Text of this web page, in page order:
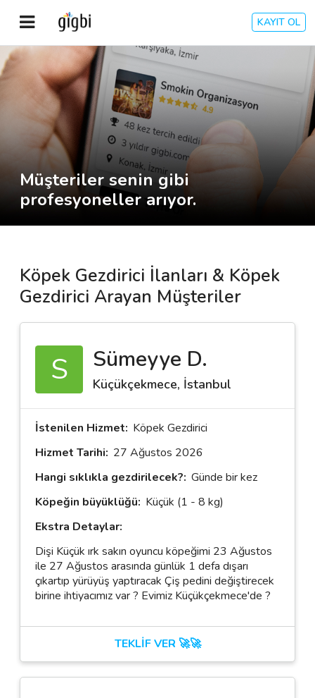
KAYIT OL
Anasayfa
Giriş Yap
Kayıt Ol
Kategoriler
🧐 Nasıl Çalışır?
Müşteri Değerlendirmeleri
İletişim
Kariyer
Blog
Müşteriler senin gibi
profesyoneller arıyor.
Köpek Gezdirici İlanları & Köpek
Gezdirici Arayan Müşteriler
S Sümeyye D.
Küçükçekmece, İstanbul
İstenilen Hizmet: Köpek Gezdirici
Hizmet Tarihi: 27 Ağustos 2026
Hangi sıklıkla gezdirilecek?: Günde bir kez
Köpeğin büyüklüğü: Küçük (1 - 8 kg)
Ekstra Detaylar:
Dişi Küçük ırk sakın oyuncu köpeğimi 23 Ağustos
ile 27 Ağustos arasında günlük 1 defa dışarı
çıkartıp yürüyüş yaptıracak Çiş pedini değiştirecek
birine ihtiyacımız var ? Evimiz Küçükçekmece'de ?
TEKLİF VER 🚀🚀